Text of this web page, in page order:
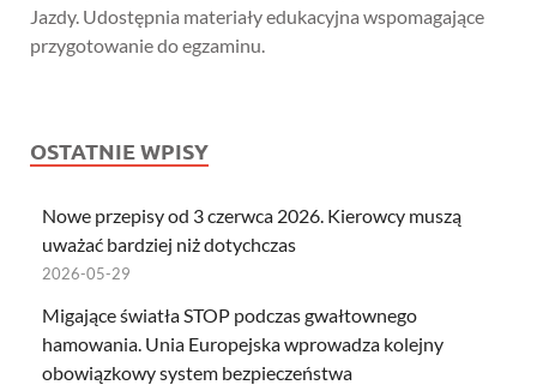
Jazdy. Udostępnia materiały edukacyjna wspomagające
przygotowanie do egzaminu.
OSTATNIE WPISY
Nowe przepisy od 3 czerwca 2026. Kierowcy muszą
uważać bardziej niż dotychczas
2026-05-29
Migające światła STOP podczas gwałtownego
hamowania. Unia Europejska wprowadza kolejny
obowiązkowy system bezpieczeństwa